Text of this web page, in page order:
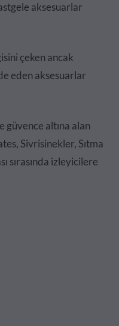
aksesuarlar
çeken ancak
eden aksesuarlar
altına alan
Sivrisinekler, Sıtma
sırasında izleyicilere